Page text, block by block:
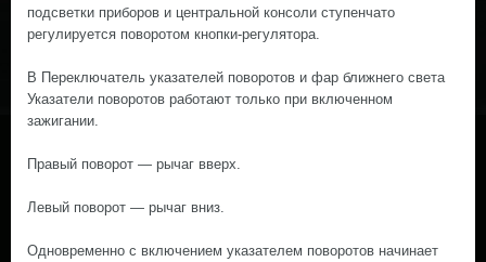
подсветки приборов и центральной консоли ступенчато
регулируется поворотом кнопки-регулятора.
В Переключатель указателей поворотов и фар ближнего света
Указатели поворотов работают только при включенном
зажигании.
Правый поворот — рычаг вверх.
Левый поворот — рычаг вниз.
Одновременно с включением указателем поворотов начинает